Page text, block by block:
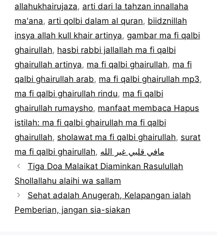
allahukhairujaza, arti dari la tahzan innallaha
ma'ana, arti qolbi dalam al quran, biidznillah
insya allah kull khair artinya, gambar ma fi qalbi
ghairullah, hasbi rabbi jallallah ma fi qalbi
ghairullah artinya, ma fi qalbi ghairullah, ma fi
qalbi ghairullah arab, ma fi qalbi ghairullah mp3,
ma fi qalbi ghairullah rindu, ma fi qalbi
ghairullah rumaysho, manfaat membaca Hapus
istilah: ma fi qalbi ghairullah ma fi qalbi
ghairullah, sholawat ma fi qalbi ghairullah, surat
ma fi qalbi ghairullah, مافي قلبي غير الله
Tiga Doa Malaikat Diaminkan Rasulullah
Shollallahu alaihi wa sallam
Sehat adalah Anugerah, Kelapangan ialah
Pemberian, jangan sia-siakan